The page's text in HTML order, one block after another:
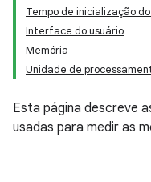
Tempo de inicialização
Interface do usuário
Memória
Unidade de
Esta página descreve
usadas para medir as